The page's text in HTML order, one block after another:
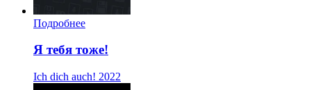
Подробнее
Я тебя тоже!
Ich dich auch! 2022